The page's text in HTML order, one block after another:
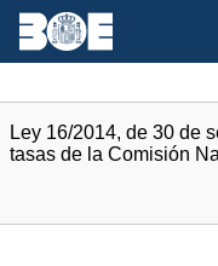
Ley 16/2014, de 30 de
tasas de la Comisión